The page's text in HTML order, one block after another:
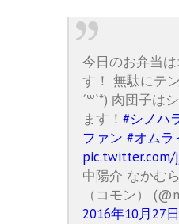
今日のお弁当
す！ 無駄にテ
´꒳`*) 肉団子は
ます！ #シノハ
ファン #オムラ
pic.twitter.com/
中陽介 なかむ
（コモン）
2016年10月27日